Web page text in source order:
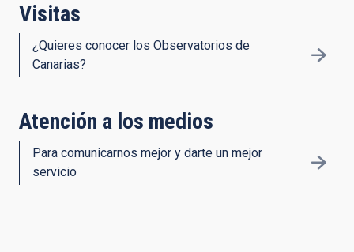
Visitas
¿Quieres conocer los Observatorios de
Canarias?
Atención a los medios
Para comunicarnos mejor y darte un mejor
servicio